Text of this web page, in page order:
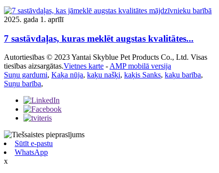
2025. gada 1. aprīlī
7 sastāvdaļas, kuras meklēt augstas kvalitātes...
Autortiesības © 2023 Yantai Skyblue Pet Products Co., Ltd. Visas
tiesības aizsargātas.Vietnes karte - AMP mobilā versija
Suņu gardumi, Kaķa nūja, kaķu našķi, kaķis Sanks, kaķu barība,
Suņu barība,
Sūtīt e-pastu
WhatsApp
x